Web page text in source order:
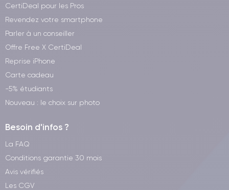
CertiDeal pour les Pros
Revendez votre smartphone
Parler à un conseiller
Offre Free X CertiDeal
Reprise iPhone
Carte cadeau
-5% étudiants
Nouveau : le choix sur photo
Besoin d'infos ?
La FAQ
Conditions garantie 30 mois
Avis vérifiés
Les CGV